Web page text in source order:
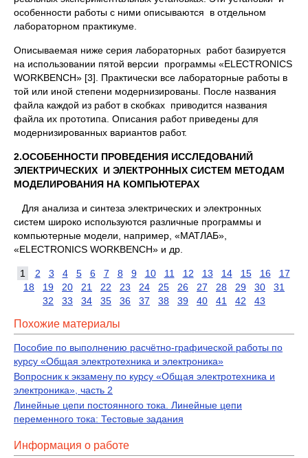
особенности работы с ними описываются в отдельном
лабораторном практикуме.
Описываемая ниже серия лабораторных работ базируется
на использовании пятой версии программы «ELEСTRONICS
WORKBENCH» [3]. Практически все лабораторные работы в
той или иной степени модернизированы. После названия
файла каждой из работ в скобках приводится названия
файла их прототипа. Описания работ приведены для
модернизированных вариантов работ.
2.ОСОБЕННОСТИ ПРОВЕДЕНИЯ ИССЛЕДОВАНИЙ
ЭЛЕКТРИЧЕСКИХ И ЭЛЕКТРОННЫХ СИСТЕМ МЕТОДАМ
МОДЕЛИРОВАНИЯ НА КОМПЬЮТЕРАХ
Для анализа и синтеза электрических и электронных
систем широко используются различные программы и
компьютерные модели, например, «МАТЛАБ»,
«ELEСTRONICS WORKBENCH» и др.
1 2 3 4 5 6 7 8 9 10 11 12 13 14 15 16
17
18
19 20 21 22 23 24 25 26 27 28 29 30
31
32
33 34 35 36 37 38 39 40 41 42 43
Похожие материалы
Пособие по выполнению расчётно-графической работы по
курсу «Общая электротехника и электроника»
Вопросник к экзамену по курсу «Общая электротехника и
электроника», часть 2
Линейные цепи постоянного тока. Линейные цепи
переменного тока: Тестовые задания
Информация о работе